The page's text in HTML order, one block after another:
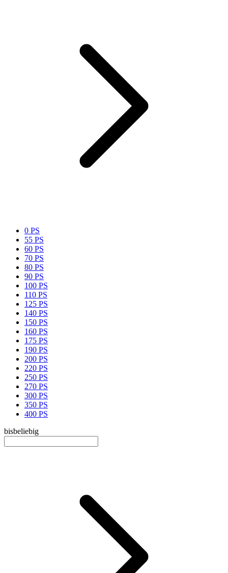
0 PS
55 PS
60 PS
70 PS
80 PS
90 PS
100 PS
110 PS
125 PS
140 PS
150 PS
160 PS
175 PS
190 PS
200 PS
220 PS
250 PS
270 PS
300 PS
350 PS
400 PS
bisbeliebig